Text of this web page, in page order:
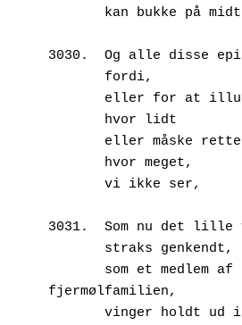
kan bukke på
3030.  Og alle disse
       fordi,
eller for at
       hvor lidt
eller måske
       hvor meget,
       vi ikke ser,
3031.  Som nu det lille
straks
fjermølfamilien,